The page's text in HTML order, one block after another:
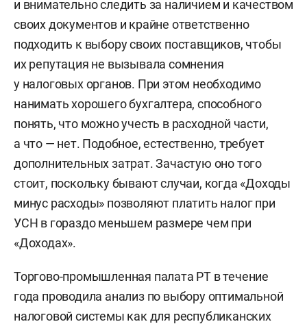
и внимательно следить за наличием и качеством
своих документов и крайне ответственно
подходить к выбору своих поставщиков, чтобы
их репутация не вызывала сомнения
у налоговых органов. При этом необходимо
нанимать хорошего бухгалтера, способного
понять, что можно учесть в расходной части,
а что — нет. Подобное, естественно, требует
дополнительных затрат. Зачастую оно того
стоит, поскольку бывают случаи, когда «Доходы
минус расходы» позволяют платить налог при
УСН в гораздо меньшем размере чем при
«Доходах».
Торгово-промышленная палата РТ в течение
года проводила анализ по выбору оптимальной
налоговой системы как для республиканских